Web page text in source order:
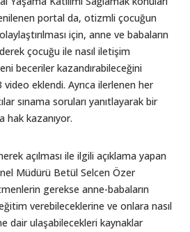
portal da, otizmli çocuğun
için, anne ve babaların
çocuğu ile nasıl iletişim
beceriler kazandırabileceğini
eklendi. Ayrıca ilerlenen her
sınama soruları yanıtlayarak bir
hak kazanıyor.
açılması ile ilgili açıklama yapan
Müdürü Betül Selcen Özer
gerekse anne-babaların
verebileceklerine ve onlara nasıl
dair ulaşabilecekleri kaynaklar